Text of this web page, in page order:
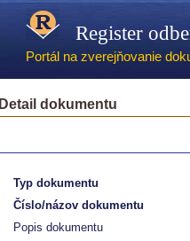
Register
Portál na zverejňovanie
Detail dokumentu
Typ dokumentu
Číslo/názov dokumentu
Popis dokumentu